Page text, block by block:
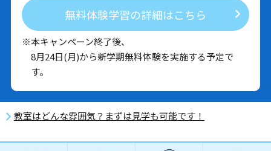
無料体験学習の詳細はこちら
※本キャンペーン終了後、
8月24日(月)から新学期無料体験を実施する予定で
す。
教室はどんな雰囲気？まずは見学も可能です！